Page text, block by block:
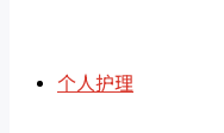
个人护理